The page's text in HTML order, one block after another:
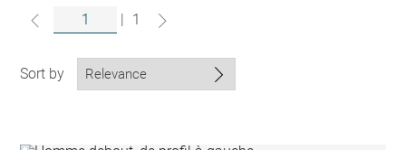
1
Sort by